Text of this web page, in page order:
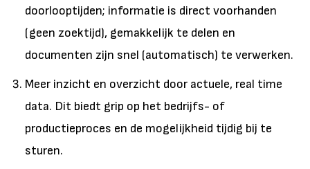
doorlooptijden; informatie is direct voorhanden
(geen zoektijd), gemakkelijk te delen en
documenten zijn snel (automatisch) te verwerken.
Meer inzicht en overzicht door actuele, real time
data. Dit biedt grip op het bedrijfs- of
productieproces en de mogelijkheid tijdig bij te
sturen.